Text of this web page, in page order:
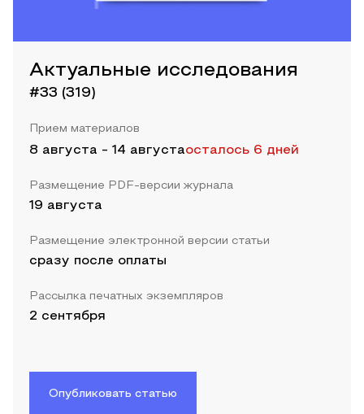
Актуальные исследования
#33 (319)
Прием материалов
8 августа - 14 августаосталось 6 дней
Размещение PDF-версии журнала
19 августа
Размещение электронной версии статьи
сразу после оплаты
Рассылка печатных экземпляров
2 сентября
Опубликовать статью